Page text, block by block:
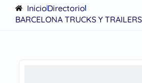
InicioDirectorio
BARCELONA TRUCKS Y